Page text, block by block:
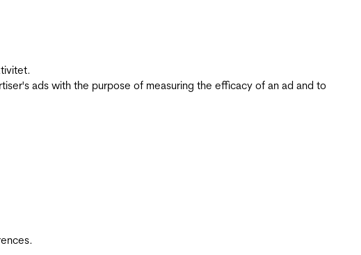
ads with the purpose of measuring the efficacy of an ad and to